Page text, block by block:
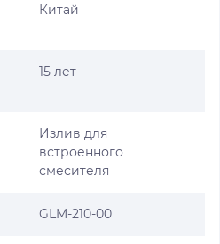
Китай
15 лет
Излив для
встроенного
смесителя
GLM-210-00